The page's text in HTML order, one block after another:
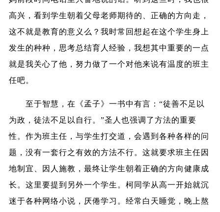
高兴，看到学生朝着父母老师期待的、正确的方向走，
这不就是教育的意义么？我时常回想起在这个学生身上
发生的种种，思考总结育人经验，我想其中重要的一点
就是我关心了他，努力做了一个对他来说有温度的班主
任吧。
至于智慧，在《孟子》一书中有言：“徒善不足以
为政，徒法不足以自行。”圣人也强调了方法的重要
性。作为班主任，与学生打交道，会遇到各种各样的问
题，没有一套行之有效的方法不行。这就要求班主任因
地制宜、因人施教，最终让学生朝着正确的方向健康成
长。这里要提到另外一个学生。柯同学从高一开始就沉
迷于各种网络小说，厌倦学习。经常白天睡觉，晚上熬